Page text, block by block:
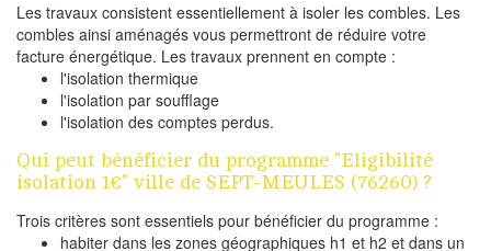
Les travaux consistent essentiellement à isoler les combles. Les
combles ainsi aménagés vous permettront de réduire votre
facture énergétique. Les travaux prennent en compte :
l'isolation thermique
l'isolation par soufflage
l'isolation des comptes perdus.
Qui peut bénéficier du programme "Eligibilité
isolation 1€" ville de SEPT-MEULES (76260) ?
Trois critères sont essentiels pour bénéficier du programme :
habiter dans les zones géographiques h1 et h2 et dans un